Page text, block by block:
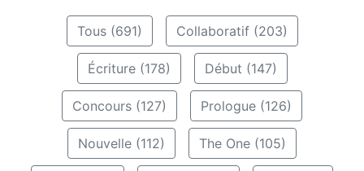
Tous (691) Collaboratif (203)
Écriture (178) Début (147)
Concours (127) Prologue (126)
Nouvelle (112) The One (105)